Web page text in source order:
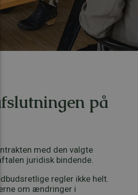
på
med den valgte
juridisk bindende.
regler ikke helt.
om ændringer i